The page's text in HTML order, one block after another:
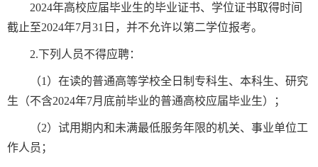
2024年高校应届毕业生的毕业证书、学位证书取得时间
截止至2024年7月31日，并不允许以第二学位报考。
2.下列人员不得应聘：
（1）在读的普通高等学校全日制专科生、本科生、研究
生（不含2024年7月底前毕业的普通高校应届毕业生）；
（2）试用期内和未满最低服务年限的机关、事业单位工
作人员；